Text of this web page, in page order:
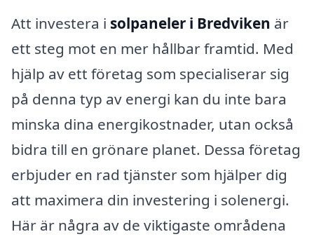
Att investera i solpaneler i Bredviken är
ett steg mot en mer hållbar framtid. Med
hjälp av ett företag som specialiserar sig
på denna typ av energi kan du inte bara
minska dina energikostnader, utan också
bidra till en grönare planet. Dessa företag
erbjuder en rad tjänster som hjälper dig
att maximera din investering i solenergi.
Här är några av de viktigaste områdena